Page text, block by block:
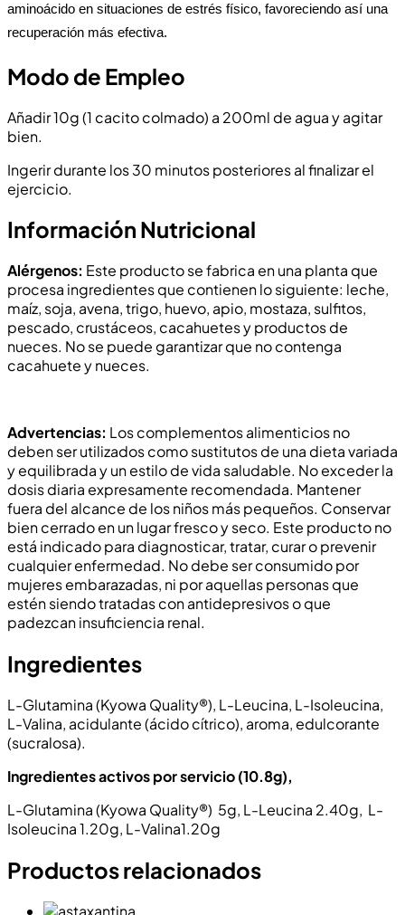
aminoácido en situaciones de estrés físico, favoreciendo así una
recuperación más efectiva.
Modo de Empleo
Añadir 10g (1 cacito colmado) a 200ml de agua y agitar
bien.
Ingerir durante los 30 minutos posteriores al finalizar el
ejercicio.
Información Nutricional
Alérgenos: Este producto se fabrica en una planta que
procesa ingredientes que contienen lo siguiente: leche,
maíz, soja, avena, trigo, huevo, apio, mostaza, sulfitos,
pescado, crustáceos, cacahuetes y productos de
nueces. No se puede garantizar que no contenga
cacahuete y nueces.
Advertencias: Los complementos alimenticios no
deben ser utilizados como sustitutos de una dieta variada
y equilibrada y un estilo de vida saludable. No exceder la
dosis diaria expresamente recomendada. Mantener
fuera del alcance de los niños más pequeños. Conservar
bien cerrado en un lugar fresco y seco. Este producto no
está indicado para diagnosticar, tratar, curar o prevenir
cualquier enfermedad. No debe ser consumido por
mujeres embarazadas, ni por aquellas personas que
estén siendo tratadas con antidepresivos o que
padezcan insuficiencia renal.
Ingredientes
L-Glutamina (Kyowa Quality®), L-Leucina, L-Isoleucina,
L-Valina, acidulante (ácido cítrico), aroma, edulcorante
(sucralosa).
Ingredientes activos por servicio (10.8g),
L-Glutamina (Kyowa Quality®) 5g, L-Leucina 2.40g, L-
Isoleucina 1.20g, L-Valina1.20g
Productos relacionados